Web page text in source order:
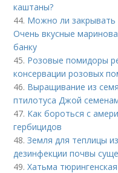
каштаны?
44. Можно ли
Очень вкусные
банку
45. Розовые помидоры
консервации розовых
46. Выращивание из
птилотуса Джой
47. Как бороться с
гербицидов
48.Земля для теплицы
дезинфекции почвы
49.Хатьма